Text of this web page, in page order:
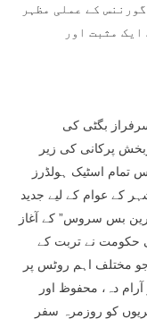
کے عملی مظہر
مثبت اور
سرفراز بگٹی کی
پرکانی کی زیر
تمام اسٹیک ہولڈرز
کے عوام کے لیے جدید
بس سروس” کے آغاز
حکومت نے تربت کے
ہیں، جو مختلف اہم روٹس پر
دہ، محفوظ اور
کو روزمرہ سفر